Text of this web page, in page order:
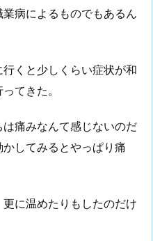
病によるものでもあるん
くと少しくらい症状が和
てきた。
痛みなんて感じないのだ
してみるとやっぱり痛
に温めたりもしたのだけ